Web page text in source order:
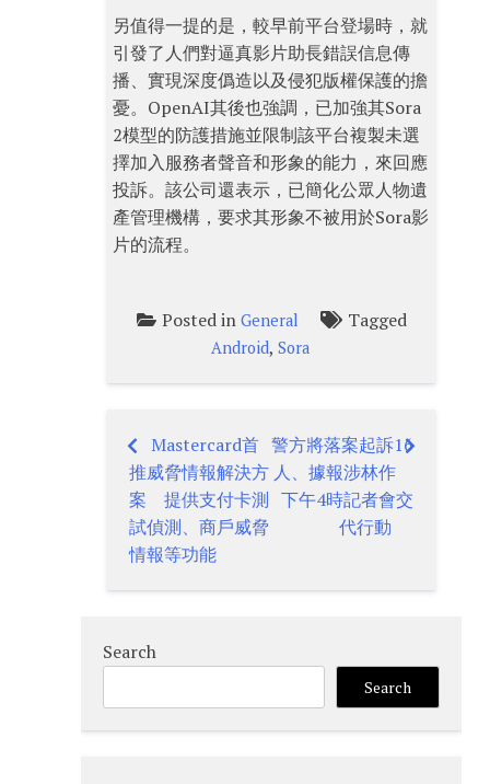
另值得一提的是，較早前平台登場時，就
引發了人們對逼真影片助長錯誤信息傳
播、實現深度僞造以及侵犯版權保護的擔
憂。OpenAI其後也強調，已加強其Sora
2模型的防護措施並限制該平台複製未選
擇加入服務者聲音和形象的能力，來回應
投訴。該公司還表示，已簡化公眾人物遺
產管理機構，要求其形象不被用於Sora影
片的流程。
Posted in General Tagged
Android,Sora
Post
navigation
Mastercard首
推威脅情報解決方
案 提供支付卡測
試偵測、商戶威脅
情報等功能
警方將落案起訴16
人、據報涉林作
下午4時記者會交
代行動
Search
Search